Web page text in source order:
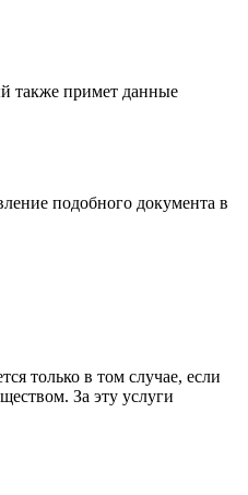
также примет данные
подобного документа в
только в том случае, если
За эту услуги